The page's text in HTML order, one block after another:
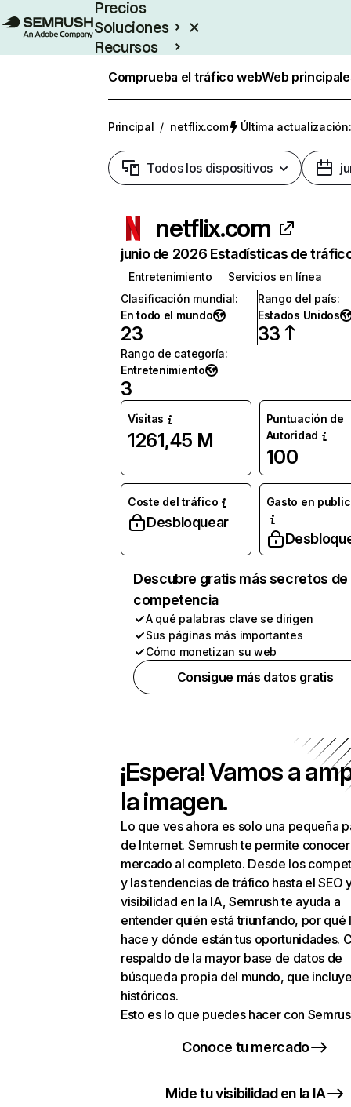
Precios
Soluciones
Recursos
Comprueba el tráfico webWeb
Principal / netflix.com Última
Todos los dispositivos
netflix.com
junio de 2026 Estadísticas de
Entretenimiento
Servicios en línea
Clasificación mundial:
En todo el mundo
23
Rango del país:
Estados Unidos
33
Rango de categoría:
Entretenimiento
3
Visitas
1261,45 M
Puntuación de
Autoridad
100
Coste del tráfico
Desbloquear
Gasto en
Descubre gratis más secretos de
competencia
A qué palabras clave se dirigen
Sus páginas más importantes
Cómo monetizan su web
Consigue más datos gratis
¡Espera! Vamos a
la imagen.
Lo que ves ahora es solo una pequeña
de Internet. Semrush te permite
mercado al completo. Desde los
y las tendencias de tráfico hasta el SEO
visibilidad en la IA, Semrush te ayuda a
entender quién está triunfando, por qué
hace y dónde están tus oportunidades.
respaldo de la mayor base de datos de
búsqueda propia del mundo, que
históricos.
Esto es lo que puedes hacer con
Conoce tu mercado
Mide tu visibilidad en la IA